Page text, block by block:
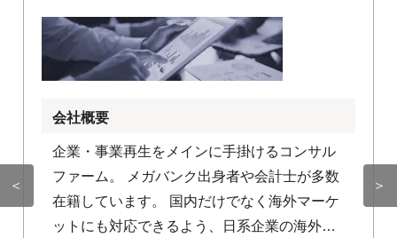
＜
会社概要
企業・事業再生をメインに手掛けるコンサル
ファーム。 メガバンク出身者や会計士が多数
在籍しています。 国内だけでなく海外マーケ
ットにも対応できるよう、日系企業の海外進
＞